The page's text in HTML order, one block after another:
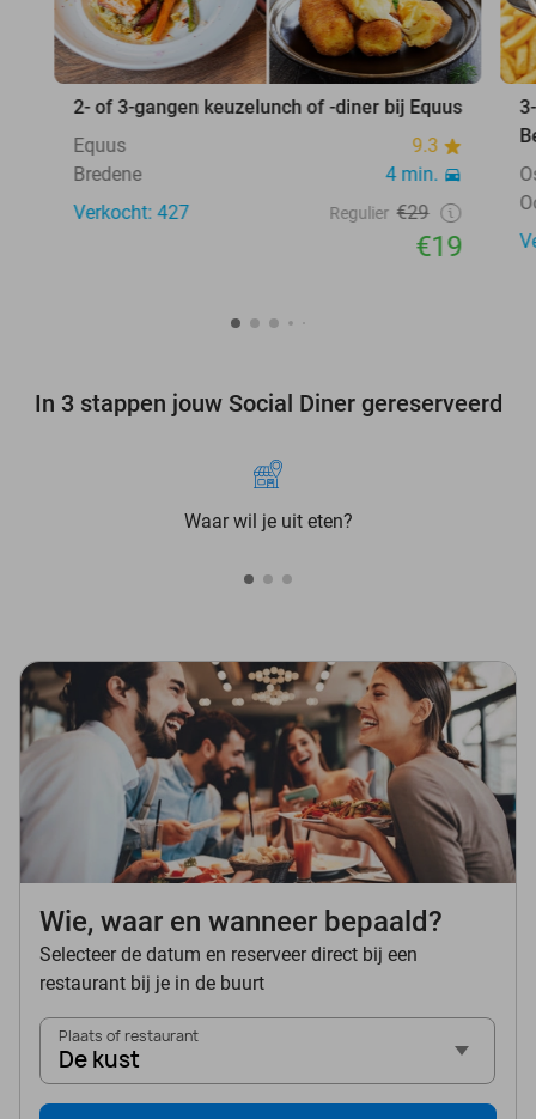
2- of 3-gangen keuzelunch of -diner bij Equus
Equus
9.3
Bredene
4 min.
Verkocht: 427
Regulier €29
€19
In 3 stappen jouw Social Diner gereserveerd
Waar wil je uit eten?
Wie, waar en wanneer bepaald?
Selecteer de datum en reserveer direct bij een
restaurant bij je in de buurt
Plaats of restaurant
De kust